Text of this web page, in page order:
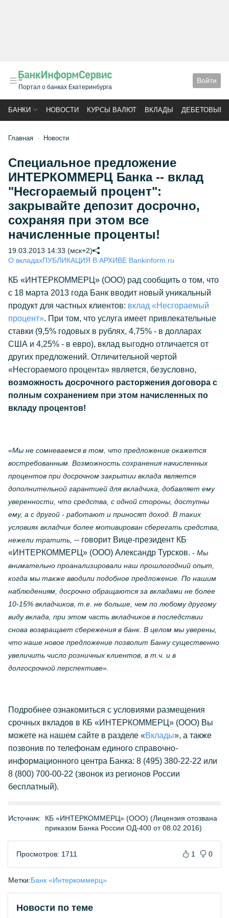
Портал о банках Екатеринбурга
Войти
БАНКИ НОВОСТИ КУРСЫ ВАЛЮТ ВКЛАДЫ ДЕБЕТОВЫЕ
Главная Новости
Специальное предложение
ИНТЕРКОММЕРЦ Банка -- вклад
"Несгораемый процент":
закрывайте депозит досрочно,
сохраняя при этом все
начисленные проценты!
19.03.2013 14:33 (мск+2)
О вкладахПУБЛИКАЦИЯ В АРХИВЕ Bankinform.ru
КБ «ИНТЕРКОММЕРЦ» (ООО) рад сообщить о том, что
с 18 марта 2013 года Банк вводит новый уникальный
продукт для частных клиентов: вклад «Несгораемый
процент». При том, что услуга имеет привлекательные
ставки (9,5% годовых в рублях, 4,75% - в долларах
США и 4,25% - в евро), вклад выгодно отличается от
других предложений. Отличительной чертой
«Несгораемого процента» является, безусловно,
возможность досрочного расторжения договора с
полным сохранением при этом начисленных по
вкладу процентов!
«Мы не сомневаемся в том, что предложение окажется
востребованным. Возможность сохранения начисленных
процентов при досрочном закрытии вклада является
дополнительной гарантией для вкладчика, добавляет ему
уверенности, что средства, с одной стороны, доступны
ему, а с другой - работают и приносят доход. В таких
условиях вкладчик более мотивирован сберегать средства,
нежели тратить, -- говорит Вице-президент КБ
«ИНТЕРКОММЕРЦ» (ООО) Александр Турсков. - Мы
внимательно проанализировали наш прошлогодний опыт,
когда мы также вводили подобное предложение. По нашим
наблюдениям, досрочно обращаются за вкладами не более
10-15% вкладчиков, т.е. не больше, чем по любому другому
виду вклада, при этом часть вкладчиков в последствии
снова возвращает сбережения в банк. В целом мы уверены,
что наше новое предложение позволит Банку существенно
увеличить число розничных клиентов, в т.ч. и в
долгосрочной перспективе».
Подробнее ознакомиться с условиями размещения
срочных вкладов в КБ «ИНТЕРКОММЕРЦ» (ООО) Вы
можете на нашем сайте в разделе «Вклады», а также
позвонив по телефонам единого справочно-
информационного центра Банка: 8 (495) 380-22-22 или
8 (800) 700-00-22 (звонок из регионов России
бесплатный).
Источник:
КБ «ИНТЕРКОММЕРЦ» (ООО) (Лицензия отозвана
приказом Банка России ОД-400 от 08.02.2016)
Просмотров: 1711 1 0
Метки:Банк «Интеркоммерц»
Новости по теме